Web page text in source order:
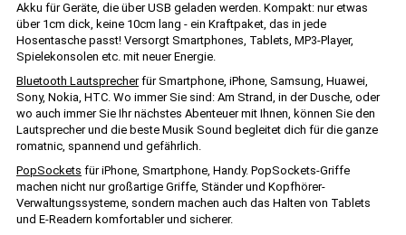
Akku für Geräte, die über USB geladen werden. Kompakt: nur etwas
über 1cm dick, keine 10cm lang - ein Kraftpaket, das in jede
Hosentasche passt! Versorgt Smartphones, Tablets, MP3-Player,
Spielekonsolen etc. mit neuer Energie.
Bluetooth Lautsprecherfür Smartphone, iPhone, Samsung, Huawei,
Sony, Nokia, HTC. Wo immer Sie sind: Am Strand, in der Dusche, oder
wo auch immer Sie Ihr nächstes Abenteuer mit Ihnen, können Sie den
Lautsprecher und die beste Musik Sound begleitet dich für die ganze
romatnic, spannend und gefährlich.
PopSockets für iPhone, Smartphone, Handy. PopSockets-Griffe
machen nicht nur großartige Griffe, Ständer und Kopfhörer-
Verwaltungssysteme, sondern machen auch das Halten von Tablets
und E-Readern komfortabler und sicherer.